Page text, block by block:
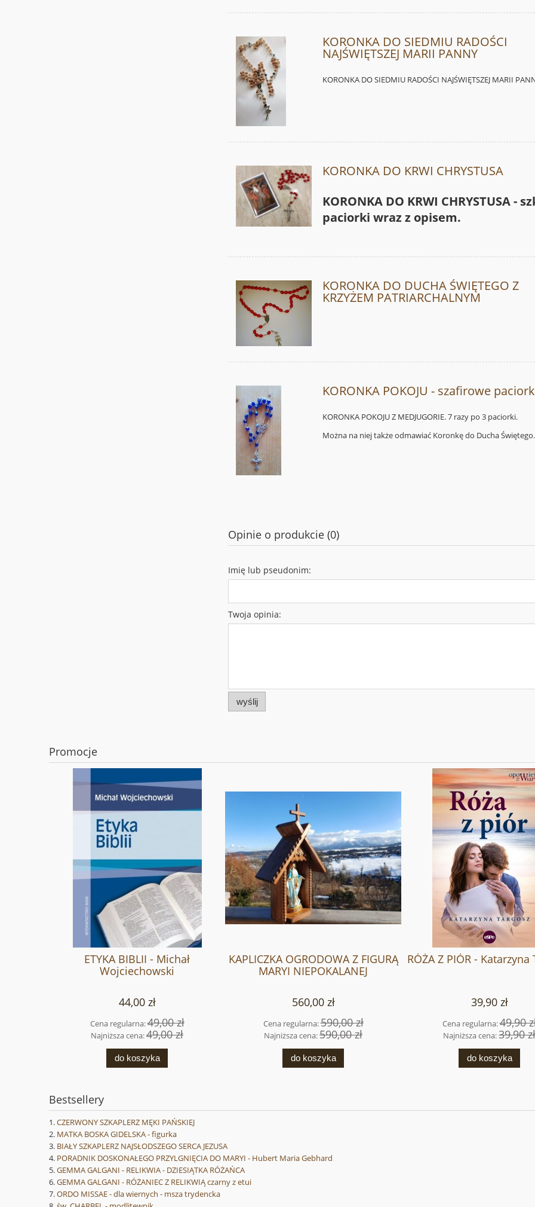
KORONKA DO SIEDMIU RADOŚCI
NAJŚWIĘTSZEJ MARII PANNY
KORONKA DO SIEDMIU RADOŚCI NAJŚWIĘTSZEJ MARII
KORONKA DO KRWI CHRYSTUSA
KORONKA DO KRWI CHRYSTUSA -
paciorki wraz z opisem.
KORONKA DO DUCHA ŚWIĘTEGO Z
KRZYŻEM PATRIARCHALNYM
KORONKA POKOJU - szafirowe
KORONKA POKOJU Z MEDJUGORIE. 7 razy po 3 paciorki.
Można na niej także odmawiać Koronkę do Ducha Świętego.
Opinie o produkcie (0)
Imię lub pseudonim:
Twoja opinia:
wyślij
Promocje
ETYKA BIBLII - Michał
Wojciechowski
44,00 zł
Cena regularna:49,00 zł
Najniższa cena:49,00 zł
do koszyka
KAPLICZKA OGRODOWA Z FIGURĄ
MARYI NIEPOKALANEJ
560,00 zł
Cena regularna:590,00 zł
Najniższa cena:590,00 zł
do koszyka
RÓŻA Z PIÓR - Katarzyna
39,90 zł
Cena regularna:49,90
Najniższa cena:39,90 zł
do koszyka
Bestsellery
CZERWONY SZKAPLERZ MĘKI PAŃSKIEJ
MATKA BOSKA GIDELSKA - figurka
BIAŁY SZKAPLERZ NAJSŁODSZEGO SERCA JEZUSA
PORADNIK DOSKONAŁEGO PRZYLGNIĘCIA DO MARYI - Hubert Maria Gebhard
GEMMA GALGANI - RELIKWIA - DZIESIĄTKA RÓŻAŃCA
GEMMA GALGANI - RÓŻANIEC Z RELIKWIĄ czarny z etui
ORDO MISSAE - dla wiernych - msza trydencka